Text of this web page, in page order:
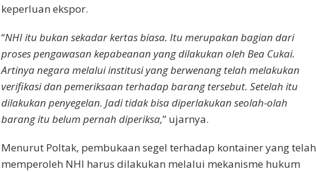
keperluan ekspor.
“NHI itu bukan sekadar kertas biasa. Itu merupakan bagian dari
proses pengawasan kepabeanan yang dilakukan oleh Bea Cukai.
Artinya negara melalui institusi yang berwenang telah melakukan
verifikasi dan pemeriksaan terhadap barang tersebut. Setelah itu
dilakukan penyegelan. Jadi tidak bisa diperlakukan seolah-olah
barang itu belum pernah diperiksa,” ujarnya.
Menurut Poltak, pembukaan segel terhadap kontainer yang telah
memperoleh NHI harus dilakukan melalui mekanisme hukum